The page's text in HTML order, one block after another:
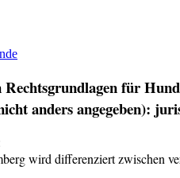
Rechtsgrundlagen für
anders angegeben):
wird differenziert zwischen